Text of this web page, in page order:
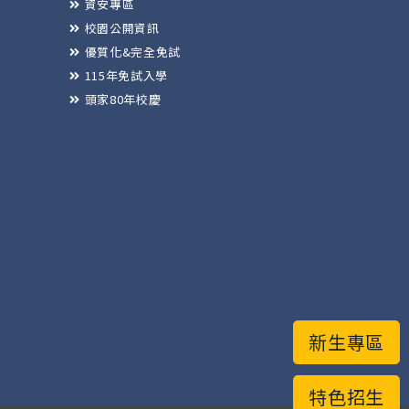
特色招生
新生專區
資安專區
校園公開資訊
優質化&完全免試
115年免試入學
頭家80年校慶